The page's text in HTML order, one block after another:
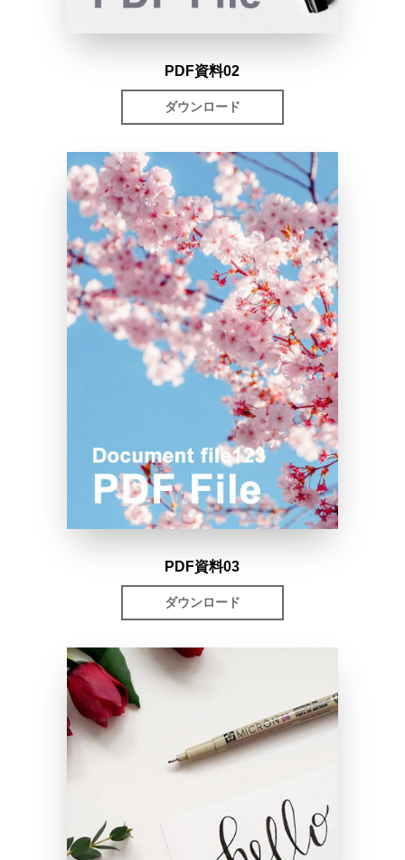
PDF資料02
ダウンロード
PDF資料03
ダウンロード